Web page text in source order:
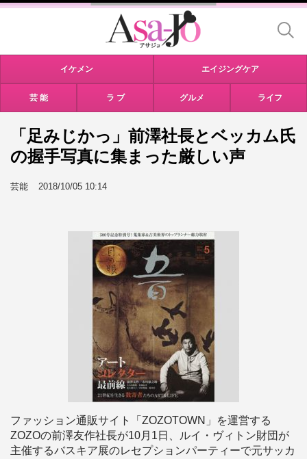
イケメン エイジングケア
芸 能 ラ ブ グルメ ライフ
「足みじかっ」前澤社長とベッカム氏
の握手写真に集まった厳しい声
芸能 2018/10/05 10:14
ファッション通販サイト「ZOZOTOWN」を運営する
ZOZOの前澤友作社長が10月1日、ルイ・ヴィトン財団が
主催するバスキア展のレセプションパーティーで元サッカ